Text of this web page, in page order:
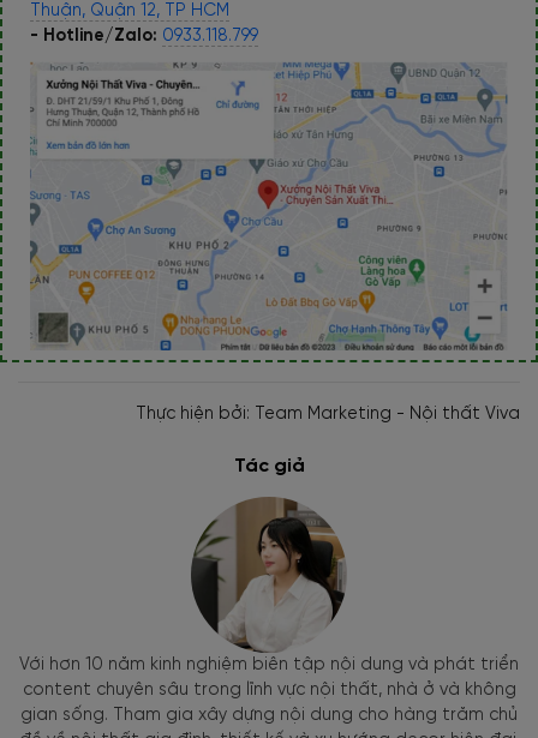
Thuận, Quận 12, TP HCM
- Hotline/Zalo: 0933.118.799
Thực hiện bởi: Team Marketing - Nội thất Viva
Tác giả
Với hơn 10 năm kinh nghiệm biên tập nội dung và phát triển
content chuyên sâu trong lĩnh vực nội thất, nhà ở và không
gian sống. Tham gia xây dựng nội dung cho hàng trăm chủ